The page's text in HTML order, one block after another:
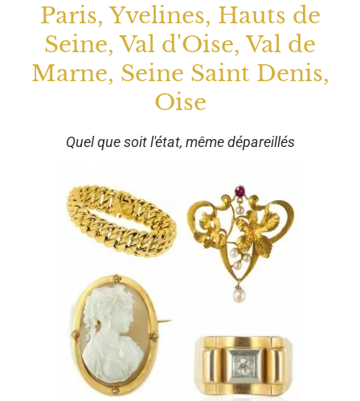
Paris, Yvelines, Hauts de
Seine, Val d'Oise, Val de
Marne, Seine Saint Denis,
Oise
Quel que soit l'état, même dépareillés